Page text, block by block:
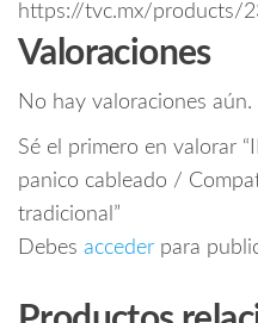
cableado
tradicional
cantidad
https://tvc.mx/products/
Valoraciones
No hay valoraciones aún.
Sé el primero en valorar
panico cableado /
tradicional”
Debes acceder para